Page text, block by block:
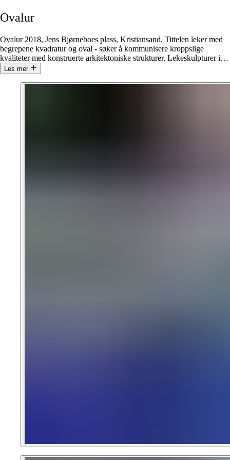
Ovalur
Ovalur 2018, Jens Bjørneboes plass, Kristiansand. Tittelen leker med
begrepene kvadratur og oval - søker å kommunisere kroppslige
kvaliteter med konstruerte arkitektoniske strukturer. Lekeskulpturer i…
Les mer